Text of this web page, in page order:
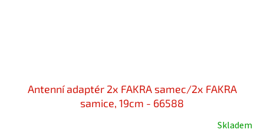
Antenní adaptér 2x FAKRA samec/2x FAKRA
samice, 19cm - 66588
Skladem